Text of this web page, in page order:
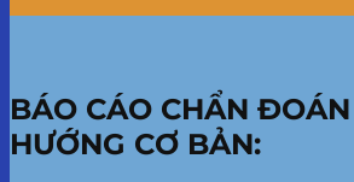
BÁO CÁO CHẨN
HƯỚNG CƠ BẢN: